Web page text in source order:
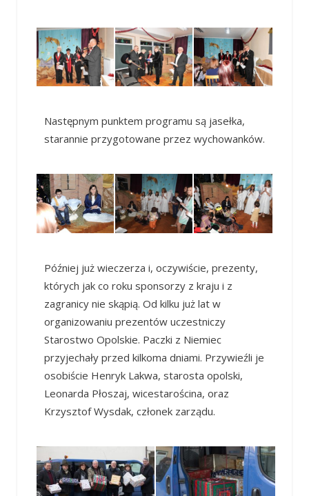
Następnym punktem programu są jasełka,
starannie przygotowane przez wychowanków.
Później już wieczerza i, oczywiście, prezenty,
których jak co roku sponsorzy z kraju i z
zagranicy nie skąpią. Od kilku już lat w
organizowaniu prezentów uczestniczy
Starostwo Opolskie. Paczki z Niemiec
przyjechały przed kilkoma dniami. Przywieźli je
osobiście Henryk Lakwa, starosta opolski,
Leonarda Płoszaj, wicestarościna, oraz
Krzysztof Wysdak, członek zarządu.